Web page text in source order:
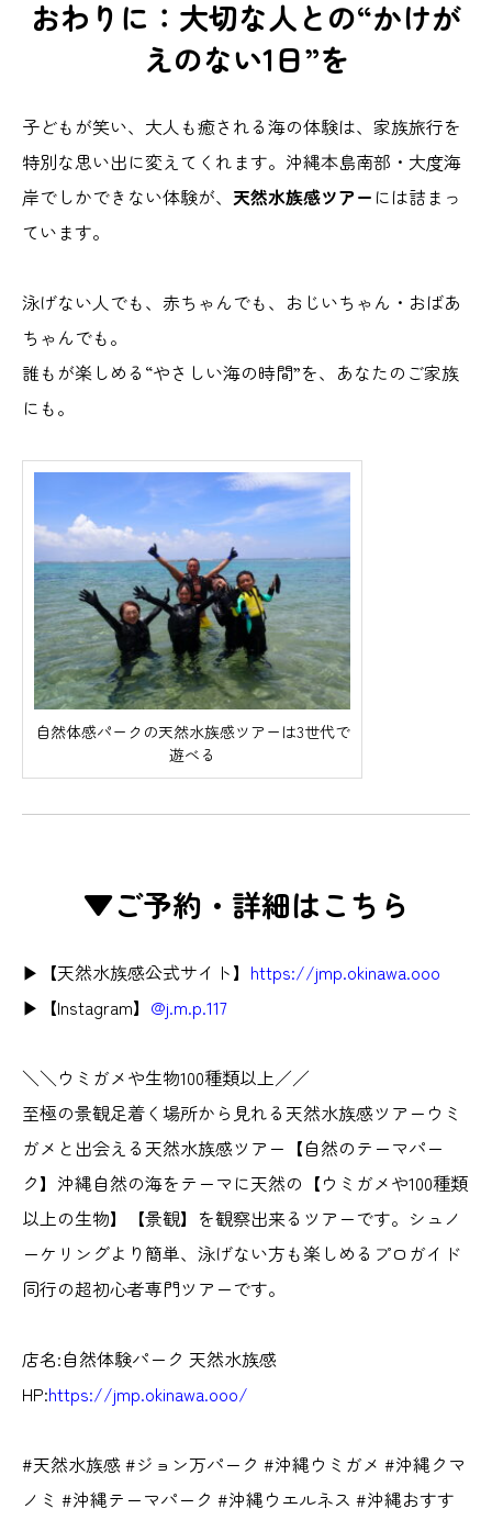
おわりに：大切な人との“かけが
えのない1日”を
子どもが笑い、大人も癒される海の体験は、家族旅行を
特別な思い出に変えてくれます。沖縄本島南部・大度海
岸でしかできない体験が、 天然水族感ツアー には詰まっ
ています。
泳げない人でも、赤ちゃんでも、おじいちゃん・おばあ
ちゃんでも。
誰もが楽しめる“やさしい海の時間”を、あなたのご家族
にも。
自然体感パークの天然水族感ツアーは3世代で
遊べる
▼ご予約・詳細はこちら
▶︎【天然水族感公式サイト】 https://jmp.okinawa.ooo
▶︎【Instagram】 @j.m.p.117
＼＼ウミガメや生物100種類以上／／
至極の景観足着く場所から見れる天然水族感ツアーウミ
ガメと出会える天然水族感ツアー【自然のテーマパー
ク】沖縄自然の海をテーマに天然の【ウミガメや100種類
以上の生物】【景観】を観察出来るツアーです。シュノ
ーケリングより簡単、泳げない方も楽しめるプロガイド
同行の超初心者専門ツアーです。
店名:自然体験パーク 天然水族感
HP:https://jmp.okinawa.ooo/
#天然水族感 #ジョン万パーク #沖縄ウミガメ #沖縄クマ
ノミ #沖縄テーマパーク #沖縄ウエルネス #沖縄おすす